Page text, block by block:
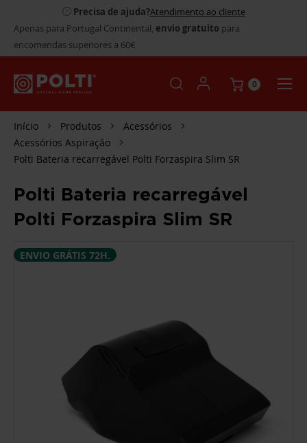
Precisa de ajuda?Atendimento ao cliente
Apenas para Portugal Continental, envio gratuito para
encomendas superiores a 60€
0
Início Produtos
Acessórios
Acessórios Aspiração
Polti Bateria recarregável Polti Forzaspira Slim SR
Polti Bateria recarregável
Polti Forzaspira Slim SR
SALTAR
PARA
ENVIO GRÁTIS 72H.